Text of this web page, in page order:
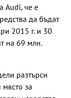
Audi, че е
да бъдат
2015 г. и 30
на 69 млн.
разтърси
за